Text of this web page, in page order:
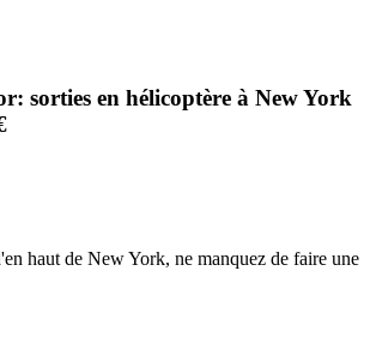
sorties en hélicoptère à New York
haut de New York, ne manquez de faire une